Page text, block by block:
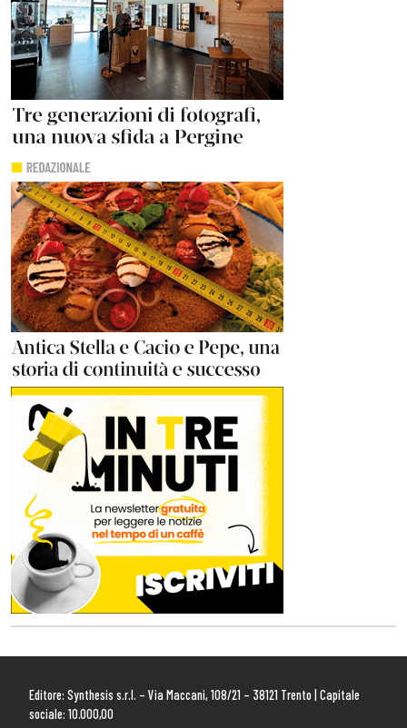
Editore: Synthesis s.r.l. – Via Maccani, 108/21 – 38121 Trento | Capitale
sociale: 10.000,00